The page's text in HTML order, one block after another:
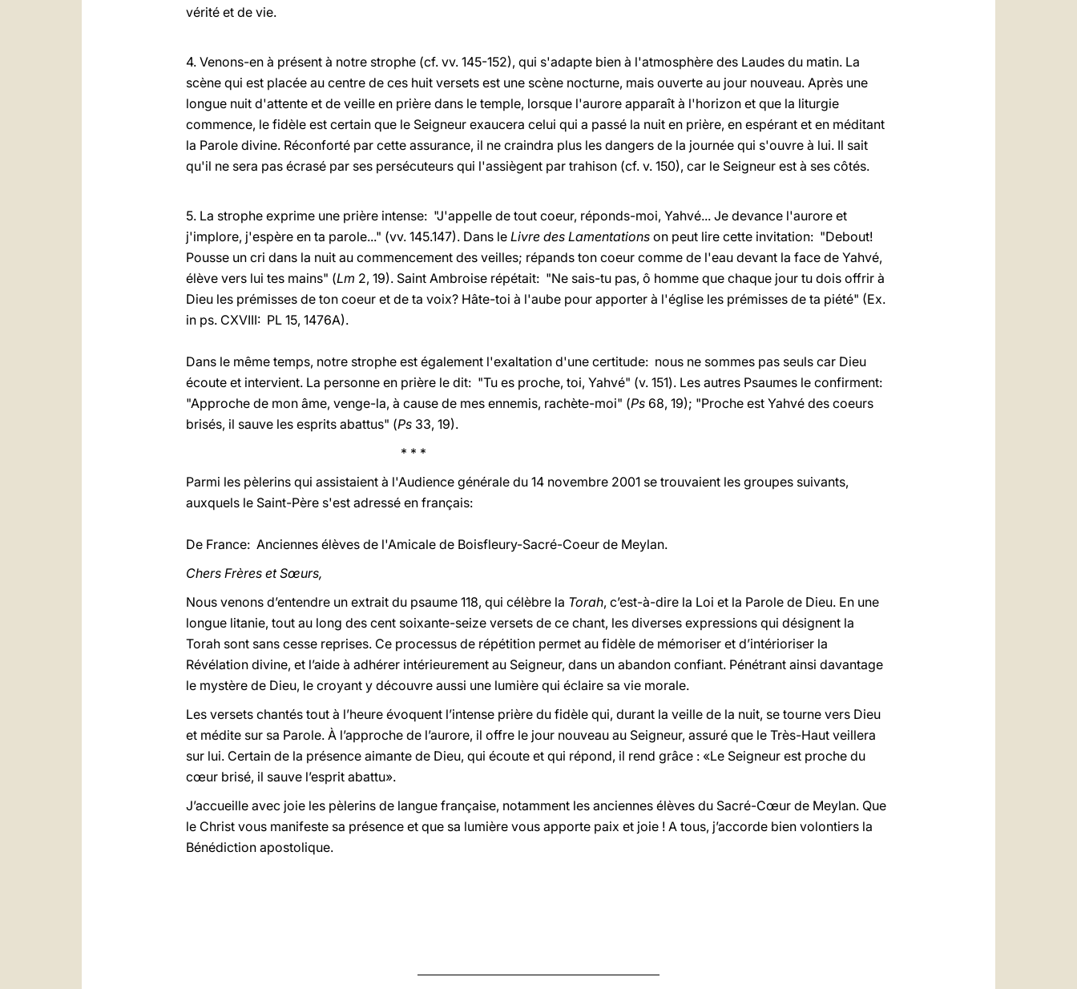
vérité et de vie.
4. Venons-en à présent à notre strophe (cf. vv. 145-152), qui s'adapte bien à l'atmosphère des Laudes du matin. La
scène qui est placée au centre de ces huit versets est une scène nocturne, mais ouverte au jour nouveau. Après une
longue nuit d'attente et de veille en prière dans le temple, lorsque l'aurore apparaît à l'horizon et que la liturgie
commence, le fidèle est certain que le Seigneur exaucera celui qui a passé la nuit en prière, en espérant et en méditant
la Parole divine. Réconforté par cette assurance, il ne craindra plus les dangers de la journée qui s'ouvre à lui. Il sait
qu'il ne sera pas écrasé par ses persécuteurs qui l'assiègent par trahison (cf. v. 150), car le Seigneur est à ses côtés.
5. La strophe exprime une prière intense: "J'appelle de tout coeur, réponds-moi, Yahvé... Je devance l'aurore et
j'implore, j'espère en ta parole..." (vv. 145.147). Dans le Livre des Lamentations on peut lire cette invitation: "Debout!
Pousse un cri dans la nuit au commencement des veilles; répands ton coeur comme de l'eau devant la face de Yahvé,
élève vers lui tes mains" (Lm 2, 19). Saint Ambroise répétait: "Ne sais-tu pas, ô homme que chaque jour tu dois offrir à
Dieu les prémisses de ton coeur et de ta voix? Hâte-toi à l'aube pour apporter à l'église les prémisses de ta piété" (Ex.
in ps. CXVIII: PL 15, 1476A).
Dans le même temps, notre strophe est également l'exaltation d'une certitude: nous ne sommes pas seuls car Dieu
écoute et intervient. La personne en prière le dit: "Tu es proche, toi, Yahvé" (v. 151). Les autres Psaumes le confirment:
"Approche de mon âme, venge-la, à cause de mes ennemis, rachète-moi" (Ps 68, 19); "Proche est Yahvé des coeurs
brisés, il sauve les esprits abattus" (Ps 33, 19).
* * *
Parmi les pèlerins qui assistaient à l'Audience générale du 14 novembre 2001 se trouvaient les groupes suivants,
auxquels le Saint-Père s'est adressé en français:
De France: Anciennes élèves de l'Amicale de Boisfleury-Sacré-Coeur de Meylan.
Chers Frères et Sœurs,
Nous venons d’entendre un extrait du psaume 118, qui célèbre la Torah, c’est-à-dire la Loi et la Parole de Dieu. En une
longue litanie, tout au long des cent soixante-seize versets de ce chant, les diverses expressions qui désignent la
Torah sont sans cesse reprises. Ce processus de répétition permet au fidèle de mémoriser et d’intérioriser la
Révélation divine, et l’aide à adhérer intérieurement au Seigneur, dans un abandon confiant. Pénétrant ainsi davantage
le mystère de Dieu, le croyant y découvre aussi une lumière qui éclaire sa vie morale.
Les versets chantés tout à l’heure évoquent l’intense prière du fidèle qui, durant la veille de la nuit, se tourne vers Dieu
et médite sur sa Parole. À l’approche de l’aurore, il offre le jour nouveau au Seigneur, assuré que le Très-Haut veillera
sur lui. Certain de la présence aimante de Dieu, qui écoute et qui répond, il rend grâce : «Le Seigneur est proche du
cœur brisé, il sauve l’esprit abattu».
J’accueille avec joie les pèlerins de langue française, notamment les anciennes élèves du Sacré-Cœur de Meylan. Que
le Christ vous manifeste sa présence et que sa lumière vous apporte paix et joie ! A tous, j’accorde bien volontiers la
Bénédiction apostolique.